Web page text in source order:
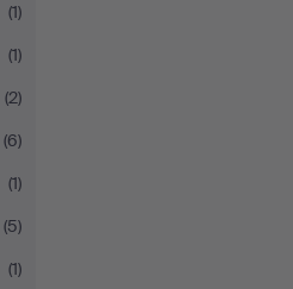
(1)
(1)
(2)
(6)
(1)
(5)
(1)